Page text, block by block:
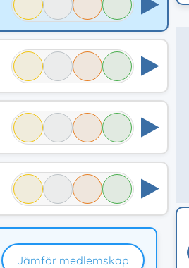
Jämför medlemskap